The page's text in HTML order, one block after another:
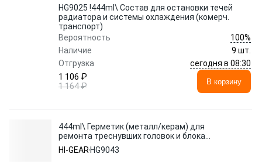
HG9025 !444ml\ Состав для остановки течей
радиатора и системы охлаждения (комерч.
транспорт)
Вероятность
100%
Наличие
9 шт.
Отгрузка
сегодня в 08:30
1 106 ₽
1 164 ₽
В корзину
444ml\ Герметик (металл/керам) для
ремонта треснувших головок и блока
цилиндров, радиаторов
HI-GEAR HG9043